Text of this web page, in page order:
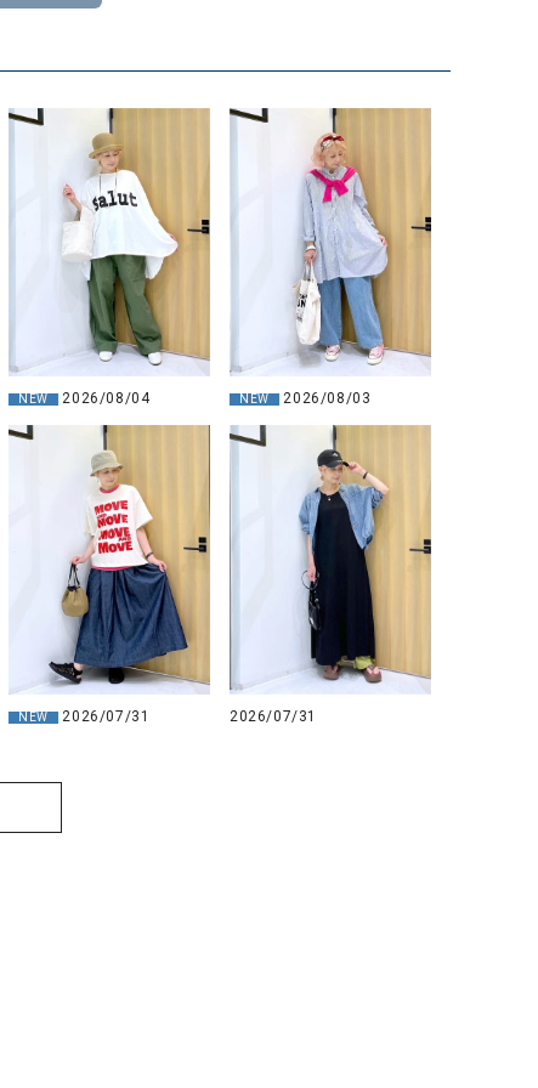
NEW 2026/08/04 NEW 2026/08/03
NEW 2026/07/31 2026/07/31